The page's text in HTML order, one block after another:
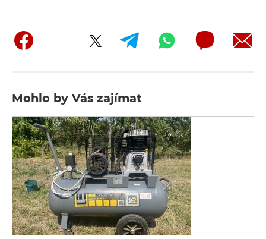
Mohlo by Vás zajímat